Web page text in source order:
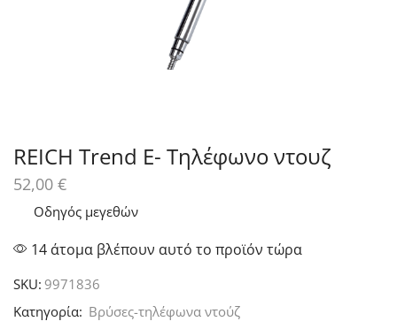
REICH Trend E- Τηλέφωνο ντουζ
52,00 €
Οδηγός μεγεθών
14 άτομα βλέπουν αυτό το προϊόν τώρα
SKU: 9971836
Κατηγορία: Βρύσες-τηλέφωνα ντούζ